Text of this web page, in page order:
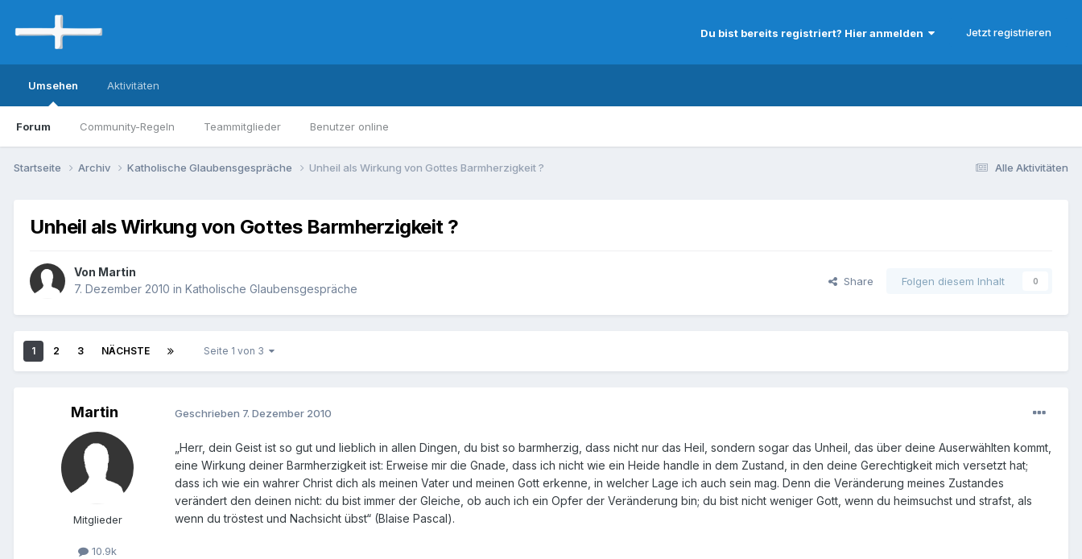
Du bist bereits registriert? Hier anmelden Jetzt registrieren
Umsehen
Forum Community-Regeln Teammitglieder Benutzer online
Aktivitäten
Alle Aktivitäten
Startseite Archiv Katholische Glaubensgespräche Unheil als Wirkung von Gottes Barmherzigkeit ?
Unheil als Wirkung von Gottes Barmherzigkeit ?
Von Martin
7. Dezember 2010 in Katholische Glaubensgespräche
Share Folgen diesem Inhalt 0
1 2 3 NÄCHSTE Seite 1 von 3
Martin
Mitglieder
10.9k
Geschrieben 7. Dezember 2010
„Herr, dein Geist ist so gut und lieblich in allen Dingen, du bist so barmherzig, dass nicht nur das Heil, sondern sogar das Unheil, das über deine Auserwählten kommt,
eine Wirkung deiner Barmherzigkeit ist: Erweise mir die Gnade, dass ich nicht wie ein Heide handle in dem Zustand, in den deine Gerechtigkeit mich versetzt hat;
dass ich wie ein wahrer Christ dich als meinen Vater und meinen Gott erkenne, in welcher Lage ich auch sein mag. Denn die Veränderung meines Zustandes
verändert den deinen nicht: du bist immer der Gleiche, ob auch ich ein Opfer der Veränderung bin; du bist nicht weniger Gott, wenn du heimsuchst und strafst, als
wenn du tröstest und Nachsicht übst“ (Blaise Pascal).